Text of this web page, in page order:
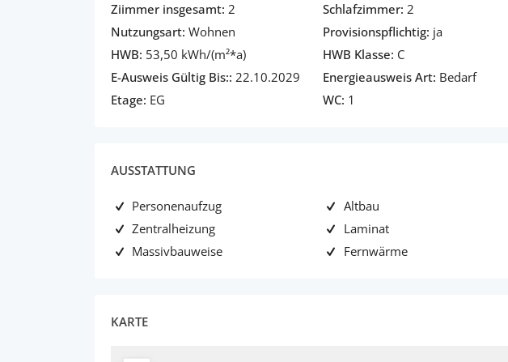
Ziimmer insgesamt: 2 Schlafzimmer: 2
Nutzungsart: Wohnen Provisionspflichtig: ja
HWB: 53,50 kWh/(m²*a) HWB Klasse: C
E-Ausweis Gültig Bis:: 22.10.2029 Energieausweis Art: Bedarf
Etage: EG WC: 1
AUSSTATTUNG
Personenaufzug Altbau
Zentralheizung
Laminat
Massivbauweise
Fernwärme
KARTE